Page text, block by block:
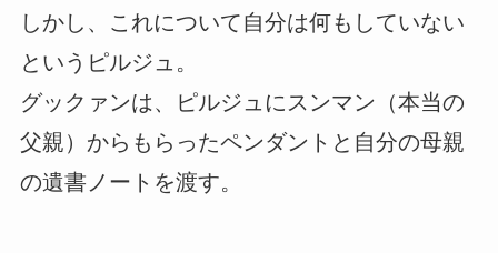
しかし、これについて自分は何もしていない
というピルジュ。
グックァンは、ピルジュにスンマン（本当の
父親）からもらったペンダントと自分の母親
の遺書ノートを渡す。